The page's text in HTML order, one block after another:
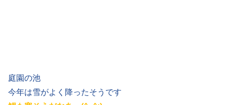
庭園の池
今年は雪がよく降ったそうです